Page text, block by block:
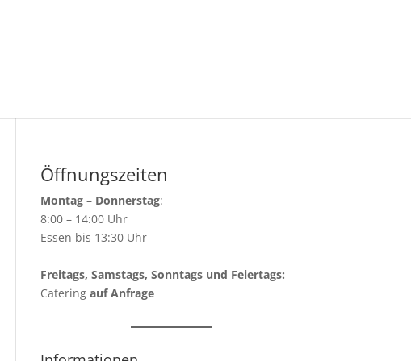
Öffnungszeiten
Montag – Donnerstag:
8:00 – 14:00 Uhr
Essen bis 13:30 Uhr
Freitags, Samstags, Sonntags und Feiertags:
Catering auf Anfrage